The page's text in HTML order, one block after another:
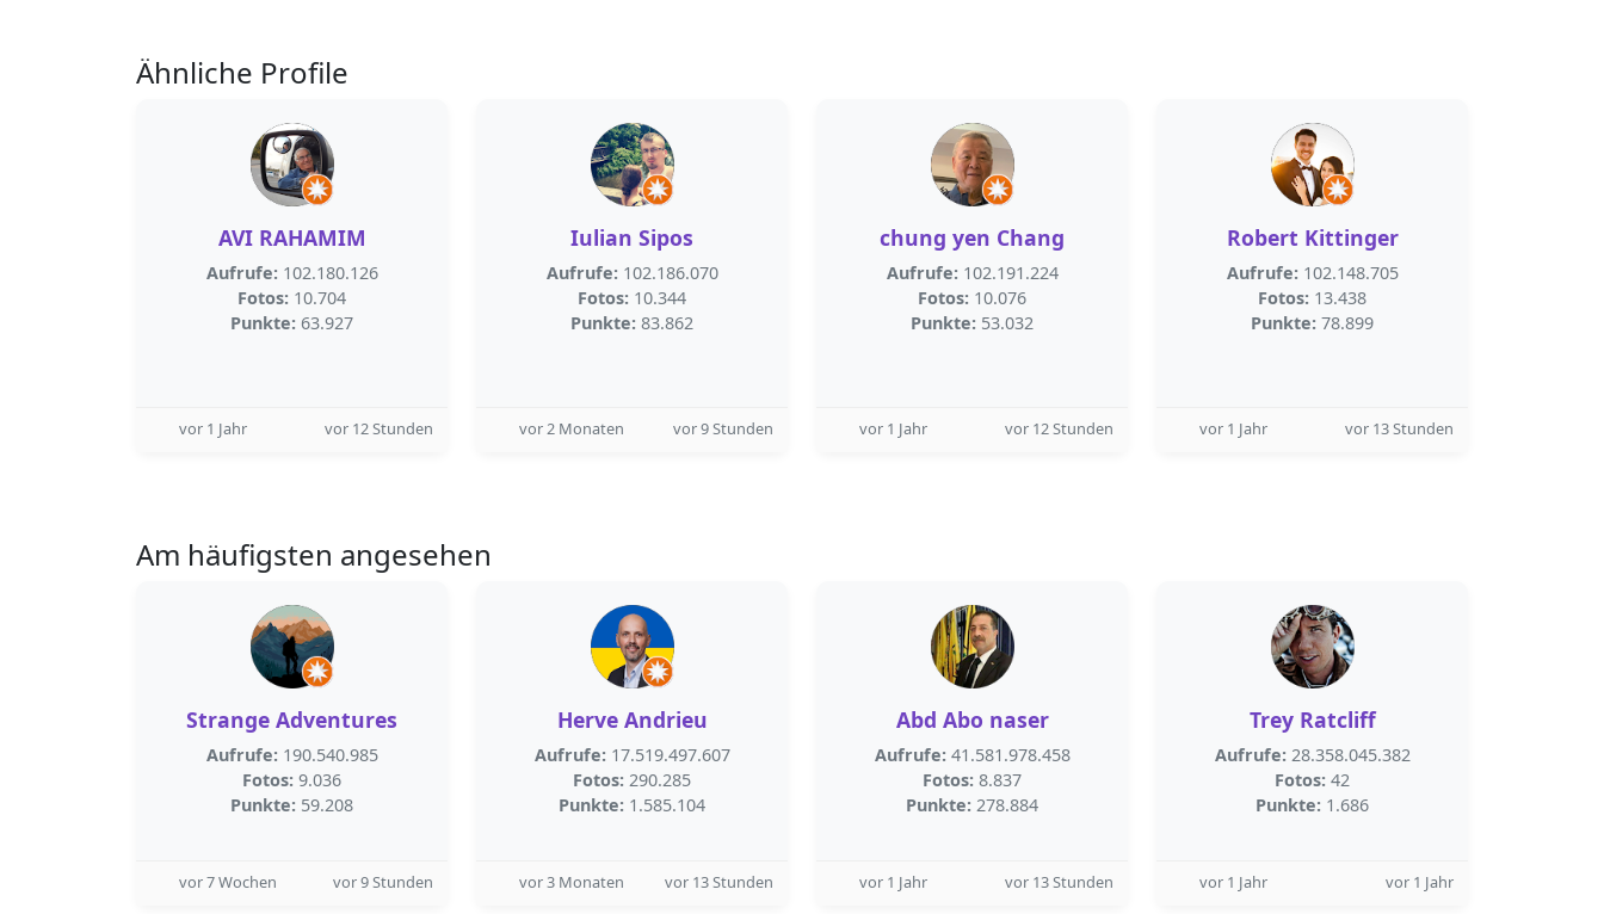
Ähnliche Profile
AVI RAHAMIM
Aufrufe: 102.180.126
Fotos: 10.704
Punkte: 63.927
vor 1 Jahr vor 12 Stunden
Iulian Sipos
Aufrufe: 102.186.070
Fotos: 10.344
Punkte: 83.862
vor 2 Monaten vor 9 Stunden
chung yen Chang
Aufrufe: 102.191.224
Fotos: 10.076
Punkte: 53.032
vor 1 Jahr vor 12 Stunden
Robert Kittinger
Aufrufe: 102.148.705
Fotos: 13.438
Punkte: 78.899
vor 1 Jahr vor 13 Stunden
Am häufigsten angesehen
Strange Adventures
Aufrufe: 190.540.985
Fotos: 9.036
Punkte: 59.208
vor 7 Wochen vor 9 Stunden
Herve Andrieu
Aufrufe: 17.519.497.607
Fotos: 290.285
Punkte: 1.585.104
vor 3 Monaten vor 13 Stunden
Abd Abo naser
Aufrufe: 41.581.978.458
Fotos: 8.837
Punkte: 278.884
vor 1 Jahr vor 13 Stunden
Trey Ratcliff
Aufrufe: 28.358.045.382
Fotos: 42
Punkte: 1.686
vor 1 Jahr vor 1 Jahr